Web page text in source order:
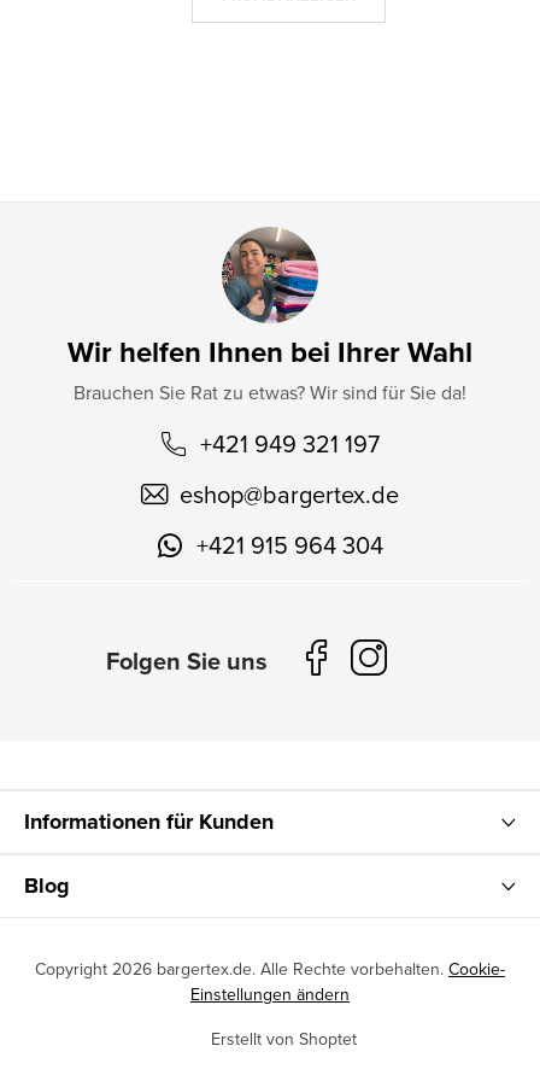
Wir helfen Ihnen bei Ihrer Wahl
Brauchen Sie Rat zu etwas? Wir sind für Sie da!
+421 949 321 197
eshop@bargertex.de
+421 915 964 304
Informationen für Kunden
Blog
Erstellt von Shoptet
Copyright 2026 bargertex.de. Alle Rechte vorbehalten. Cookie-
Einstellungen ändern